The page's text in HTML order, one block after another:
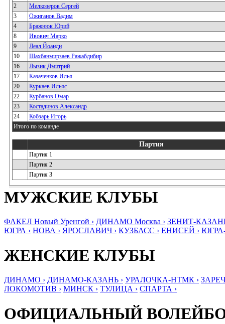
2
Мелкозеров Сергей
3
Ожиганов Вадим
4
Бражнюк Юрий
8
Ивович Марко
9
Леал Йоанди
10
Шахбанмирзаев Ражабдибир
16
Лызик Дмитрий
17
Казаченков Илья
20
Куркаев Ильяс
22
Курбанов Омар
23
Костадинов Александр
24
Кобзарь Игорь
Итого по команде
Партия
Партия 1
Партия 2
Партия 3
МУЖСКИЕ КЛУБЫ
ФАКЕЛ Новый Уренгой › ДИНАМО Москва › ЗЕНИТ-
ЮГРА › НОВА › ЯРОСЛАВИЧ › КУЗБАСС › ЕНИСЕЙ ›
ЖЕНСКИЕ КЛУБЫ
ДИНАМО › ДИНАМО-КАЗАНЬ › УРАЛОЧКА-НТМК ›
ЛОКОМОТИВ › МИНСК › ТУЛИЦА › СПАРТА ›
ОФИЦИАЛЬНЫЙ